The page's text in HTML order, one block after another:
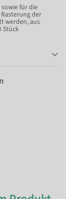
für die
der
werden, aus
Stück